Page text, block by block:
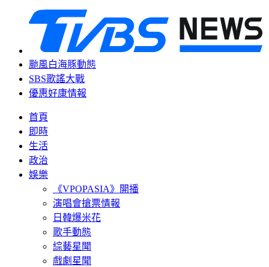
颱風白海豚動態
SBS歌謠大戰
優惠好康情報
首頁
即時
生活
政治
娛樂
《VPOPASIA》開播
演唱會搶票情報
日韓爆米花
歌手動態
綜藝星聞
戲劇星聞